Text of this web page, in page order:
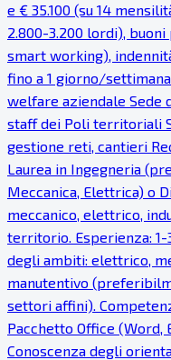
e € 35.100 (su 14
2.800-3.200 lordi),
smart working),
fino a 1 giorno/
welfare aziendale Sede
staff dei Poli territoriali
gestione reti, cantieri
Laurea in Ingegneria
Meccanica, Elettrica) o
meccanico, elettrico,
territorio. Esperienza: 1-
degli ambiti: elettrico,
manutentivo
settori affini).
Pacchetto Office (Word,
Conoscenza degli